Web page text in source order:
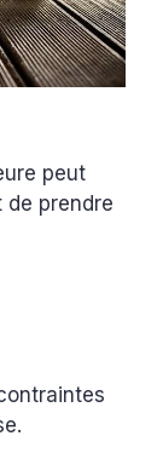
peut
de prendre